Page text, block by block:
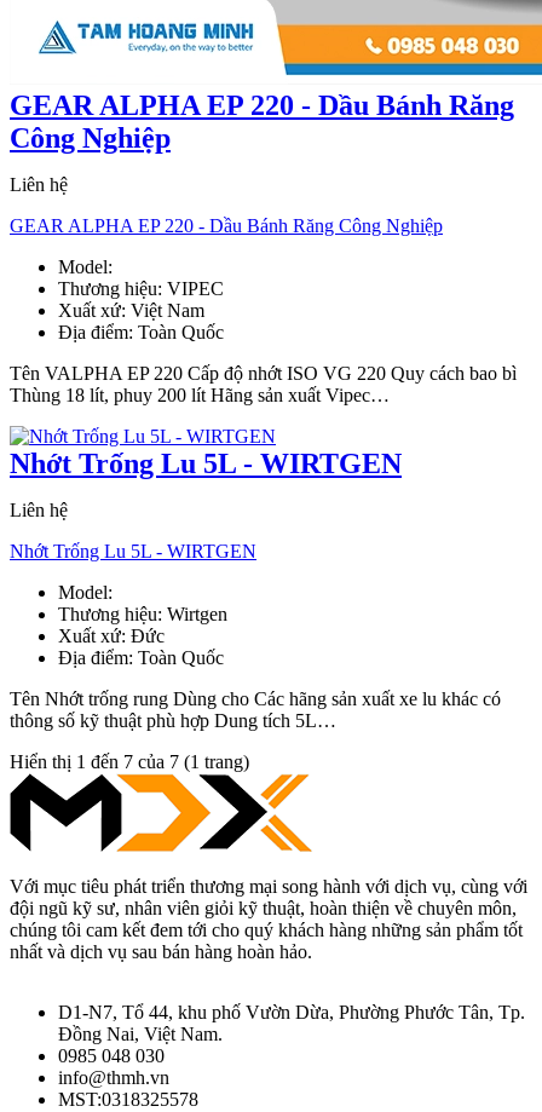
GEAR ALPHA EP 220 - Dầu Bánh Răng
Công Nghiệp
Liên hệ
GEAR ALPHA EP 220 - Dầu Bánh Răng Công Nghiệp
Model:
Thương hiệu: VIPEC
Xuất xứ: Việt Nam
Địa điểm: Toàn Quốc
Tên VALPHA EP 220 Cấp độ nhớt ISO VG 220 Quy cách bao bì
Thùng 18 lít, phuy 200 lít Hãng sản xuất Vipec…
Nhớt Trống Lu 5L - WIRTGEN
Liên hệ
Nhớt Trống Lu 5L - WIRTGEN
Model:
Thương hiệu: Wirtgen
Xuất xứ: Đức
Địa điểm: Toàn Quốc
Tên Nhớt trống rung Dùng cho Các hãng sản xuất xe lu khác có
thông số kỹ thuật phù hợp Dung tích 5L…
Hiển thị 1 đến 7 của 7 (1 trang)
Với mục tiêu phát triển thương mại song hành với dịch vụ, cùng với
đội ngũ kỹ sư, nhân viên giỏi kỹ thuật, hoàn thiện về chuyên môn,
chúng tôi cam kết đem tới cho quý khách hàng những sản phẩm tốt
nhất và dịch vụ sau bán hàng hoàn hảo.
D1-N7, Tổ 44, khu phố Vườn Dừa, Phường Phước Tân, Tp.
Đồng Nai, Việt Nam.
0985 048 030
info@thmh.vn
MST:0318325578